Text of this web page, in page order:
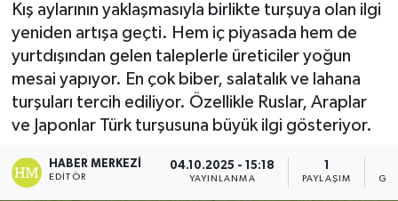
Kış aylarının yaklaşmasıyla birlikte turşuya olan ilgi
yeniden artışa geçti. Hem iç piyasada hem de
yurtdışından gelen taleplerle üreticiler yoğun
mesai yapıyor. En çok biber, salatalık ve lahana
turşuları tercih ediliyor. Özellikle Ruslar, Araplar
ve Japonlar Türk turşusuna büyük ilgi gösteriyor.
HABER MERKEZI
EDITÖR
04.10.2025 - 15:18
YAYINLANMA PAYLAŞIM